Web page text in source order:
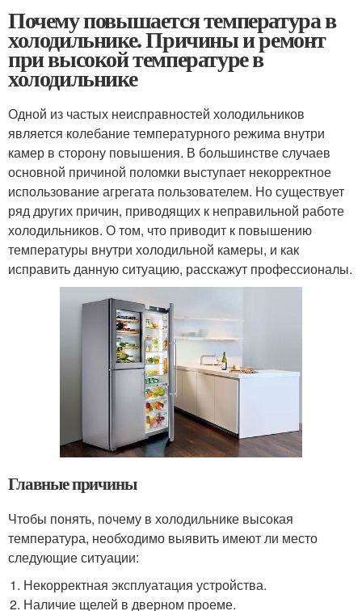
Почему повышается температура в
холодильнике. Причины и ремонт
при высокой температуре в
холодильнике
Одной из частых неисправностей холодильников
является колебание температурного режима внутри
камер в сторону повышения. В большинстве случаев
основной причиной поломки выступает некорректное
использование агрегата пользователем. Но существует
ряд других причин, приводящих к неправильной работе
холодильников. О том, что приводит к повышению
температуры внутри холодильной камеры, и как
исправить данную ситуацию, расскажут профессионалы.
Главные причины
Чтобы понять, почему в холодильнике высокая
температура, необходимо выявить имеют ли место
следующие ситуации:
Некорректная эксплуатация устройства.
Наличие щелей в дверном проеме.